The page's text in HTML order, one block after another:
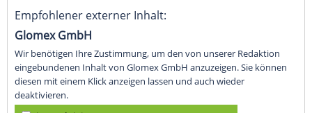
Empfohlener externer Inhalt:
Glomex GmbH
Wir benötigen Ihre Zustimmung, um den von unserer Redaktion
eingebundenen Inhalt von Glomex GmbH anzuzeigen. Sie können
diesen mit einem Klick anzeigen lassen und auch wieder
deaktivieren.